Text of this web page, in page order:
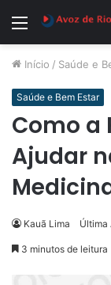
Menu
Início / Saúde e
Saúde e Bem Estar
Como a
Ajudar
Kauã Lima Última
3 minutos de leitura